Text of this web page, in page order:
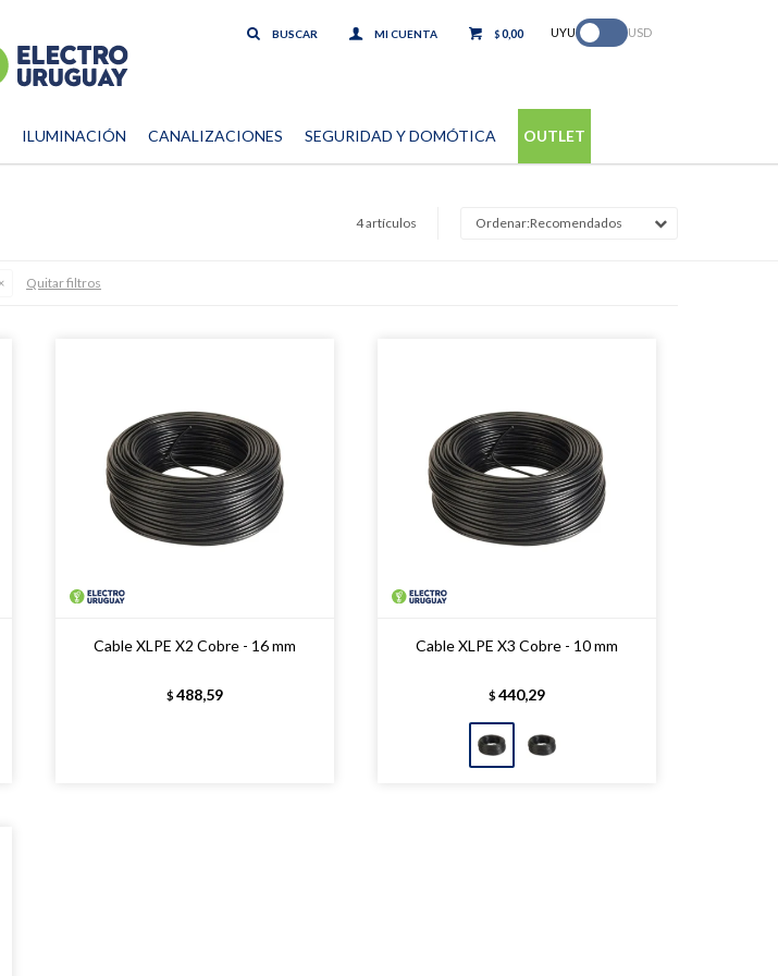
ILUMINACIÓN CANALIZACIONES SEGURIDAD Y DOMÓTICA OUTLET
$0,00 UYU USD
4 artículos Recomendados
Quitar filtros
Cable XLPE X2 Cobre - 16 mm
$ 488,59
Cable XLPE X3 Cobre - 10 mm
$ 440,29